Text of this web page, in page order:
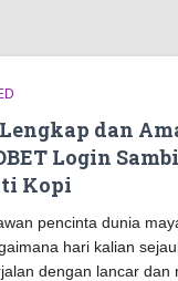
dan
Login
Kopi
pencinta dunia
hari kalian
dengan lancar dan